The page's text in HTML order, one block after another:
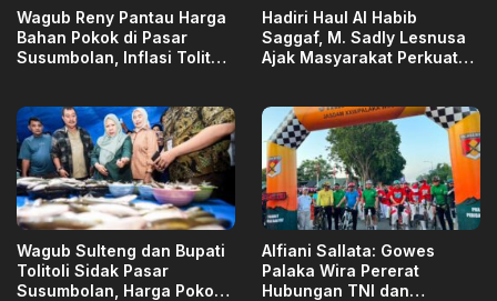
Wagub Reny Pantau Harga
Bahan Pokok di Pasar
Susumbolan, Inflasi Tolitoli
Hadiri Haul Al Habib
Saggaf, M. Sadly Lesnusa
Ajak Masyarakat Perkuat
Wagub Sulteng dan Bupati
Tolitoli Sidak Pasar
Susumbolan, Harga Pokok
Alfiani Sallata: Gowes
Palaka Wira Pererat
Hubungan TNI dan